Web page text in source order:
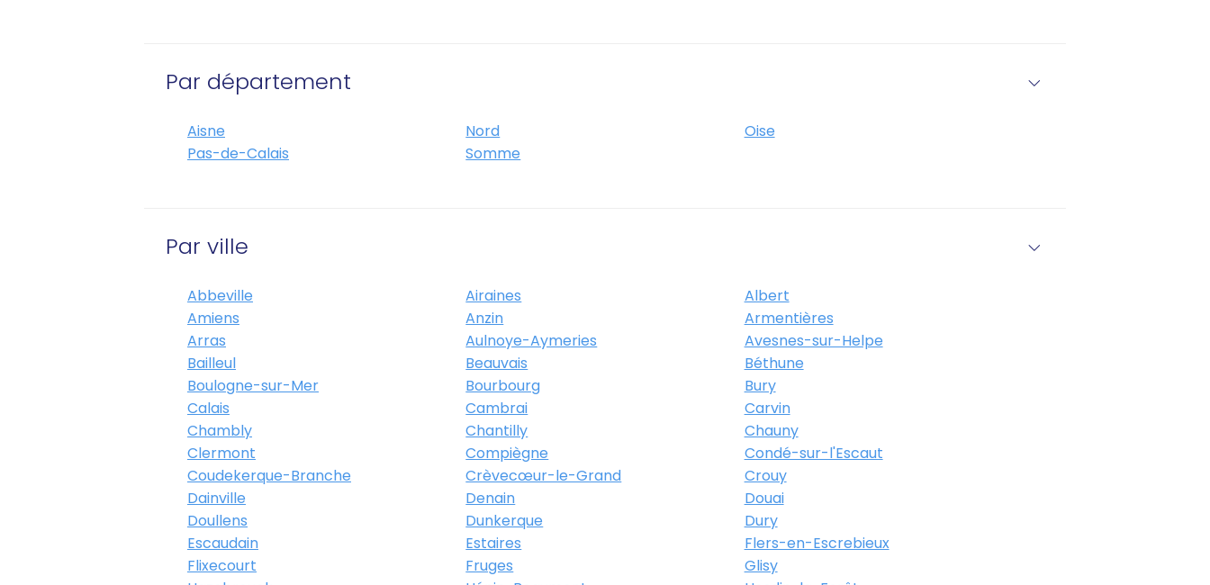
Par département
Aisne Nord
Oise
Pas-de-Calais
Somme
Par ville
Abbeville Airaines
Albert
Amiens
Anzin
Armentières
Arras
Aulnoye-Aymeries
Avesnes-sur-Helpe
Bailleul
Beauvais
Béthune
Boulogne-sur-Mer
Bourbourg
Bury
Calais
Cambrai
Carvin
Chambly
Chantilly
Chauny
Clermont
Compiègne
Condé-sur-l'Escaut
Coudekerque-Branche
Crèvecœur-le-Grand
Crouy
Dainville
Denain
Douai
Doullens
Dunkerque
Dury
Escaudain
Estaires
Flers-en-Escrebieux
Flixecourt
Fruges
Glisy